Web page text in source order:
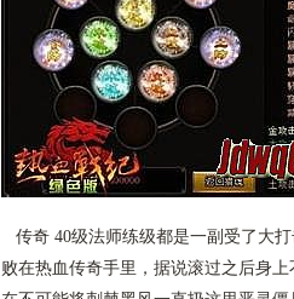
传奇 40级法师练级都是一副受了大
败在热血传奇手里，据说滚过之后身